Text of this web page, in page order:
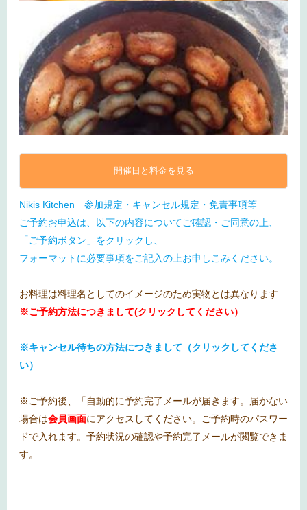
開催日と料金を見る
Nikis Kitchen 参加規定・キャンセル規定・免責事項等
ご予約お申込は、以下の内容についてご確認・ご同意の上、
「ご予約ボタン」をクリックし、
フォーマットに必要事項をご記入の上お申しこみください。
お料理は料理名としてのイメージのため実物とは異なります
※ご予約方法につきまして(クリックしてください）
※キャンセル待ちの方法につきまして（クリックしてくださ
い）
※ご予約後、「自動的に予約完了メールが届きます。届かない
場合は会員画面にアクセスしてください。ご予約時のパスワー
ドで入れます。予約状況の確認や予約完了メールが閲覧できま
す。